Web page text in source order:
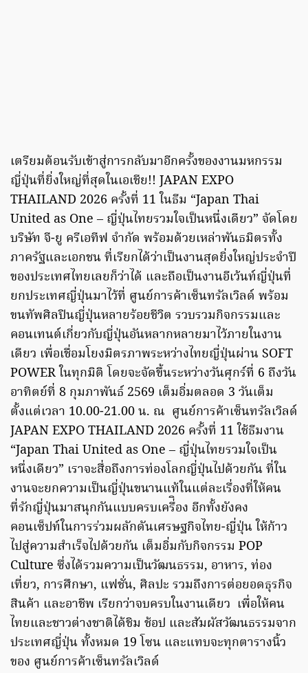
เตรียมต้อนรับเข้าสู่การกลับมาอีกครั้งของงานมหกรรม
ญี่ปุ่นที่ยิ่งใหญ่ที่สุดในเอเชีย!! JAPAN EXPO
THAILAND 2026 ครั้งที่ 11 ในธีม “Japan Thai
United as One – ญี่ปุ่นไทยรวมใจเป็นหนึ่งเดียว” จัดโดย
บริษัท จี-ยู ครีเอทีฟ จำกัด พร้อมด้วยเหล่าพันธมิตรทั้ง
ภาครัฐและเอกชน ที่เรียกได้ว่าเป็นงานสุดยิ่งใหญ่ประจำปี
ของประเทศไทยเลยก็ว่าได้ และถือเป็นงานอีเว้นท์ญี่ปุ่นที่
ยกประเทศญี่ปุ่นมาไว้ที่ ศูนย์การค้าเซ็นทรัลเวิลด์ พร้อม
ขนทัพศิลปินญี่ปุ่นหลายร้อยชีวิต รวบรวมกิจกรรมและ
คอนเทนต์เกี่ยวกับญี่ปุ่นอันหลากหลายมาไว้ภายในงาน
เดียว เพื่อเชื่อมโยงมิตรภาพระหว่างไทยญี่ปุ่นผ่าน SOFT
POWER ในทุกมิติ โดยจะจัดขึ้นระหว่างวันศุกร์ที่ 6 ถึงวัน
อาทิตย์ที่ 8 กุมภาพันธ์ 2569 เต็มอิ่มตลอด 3 วันเต็ม
ตั้งแต่เวลา 10.00-21.00 น. ณ ศูนย์การค้าเซ็นทรัลเวิลด์
JAPAN EXPO THAILAND 2026 ครั้งที่ 11 ใช้ธีมงาน
“Japan Thai United as One – ญี่ปุ่นไทยรวมใจเป็น
หนึ่งเดียว” เราจะสื่อถึงการท่องโลกญี่ปุ่นไปด้วยกัน ที่ใน
งานจะยกความเป็นญี่ปุ่นขนานแท้ในแต่ละเรื่องที่ให้คน
ที่รักญี่ปุ่นมาสนุกกันแบบครบเครื่ิอง อีกทั้งยังคง
คอนเซ็ปท์ในการร่วมผลักดันเศรษฐกิจไทย-ญี่ปุ่น ให้ก้าว
ไปสู่ความสำเร็จไปด้วยกัน เต็มอิ่มกับกิจกรรม POP
Culture ซึ่งได้รวมความเป็นวัฒนธรรม, อาหาร, ท่อง
เที่ยว, การศึกษา, แฟชั่น, ศิลปะ รวมถึงการต่อยอดธุรกิจ
สินค้า และอาชีพ เรียกว่าจบครบในงานเดียว เพื่อให้คน
ไทยและชาวต่างชาติได้ชิม ช้อป และสัมผัสวัฒนธรรมจาก
ประเทศญี่ปุ่น ทั้งหมด 19 โซน และแทบจะทุกตารางนิ้ว
ของ ศูนย์การค้าเซ็นทรัลเวิลด์